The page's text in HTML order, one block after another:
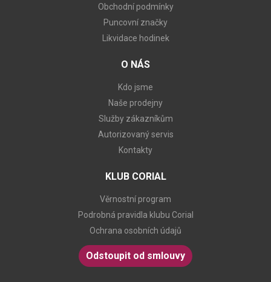
Obchodní podmínky
Puncovní značky
Likvidace hodinek
O NÁS
Kdo jsme
Naše prodejny
Služby zákazníkům
Autorizovaný servis
Kontakty
KLUB CORIAL
Věrnostní program
Podrobná pravidla klubu Corial
Ochrana osobních údajů
Odstoupit od smlouvy